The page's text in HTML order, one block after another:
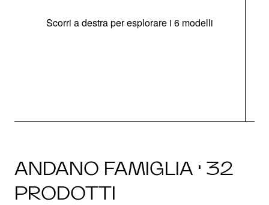
Scorri a destra per esplorare i 6 modelli
ANDANO FAMIGLIA · 32
PRODOTTI